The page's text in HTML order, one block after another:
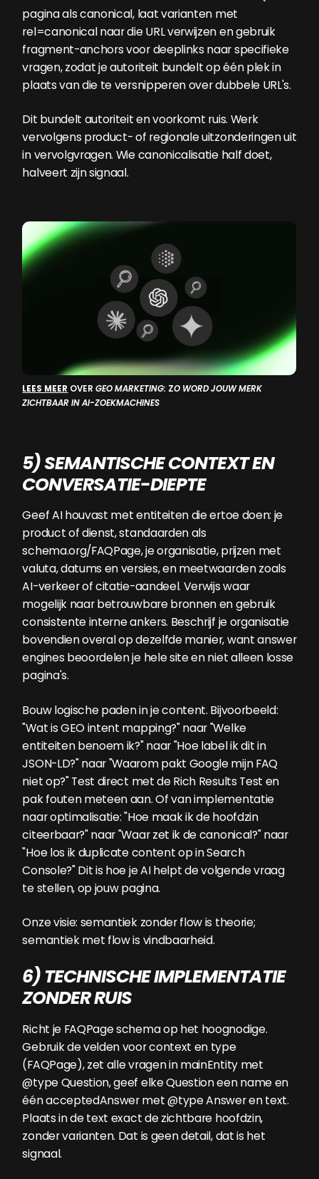
pagina als canonical, laat varianten met
rel=canonical naar die URL verwijzen en gebruik
fragment-anchors voor deeplinks naar specifieke
vragen, zodat je autoriteit bundelt op één plek in
plaats van die te versnipperen over dubbele URL's.
Dit bundelt autoriteit en voorkomt ruis. Werk
vervolgens product- of regionale uitzonderingen uit
in vervolgvragen. Wie canonicalisatie half doet,
halveert zijn signaal.
LEES MEER OVER GEO MARKETING: ZO WORD JOUW MERK
ZICHTBAAR IN AI-ZOEKMACHINES
5) SEMANTISCHE CONTEXT EN
CONVERSATIE-DIEPTE
Geef AI houvast met entiteiten die ertoe doen: je
product of dienst, standaarden als
schema.org/FAQPage, je organisatie, prijzen met
valuta, datums en versies, en meetwaarden zoals
AI-verkeer of citatie-aandeel. Verwijs waar
mogelijk naar betrouwbare bronnen en gebruik
consistente interne ankers. Beschrijf je organisatie
bovendien overal op dezelfde manier, want answer
engines beoordelen je hele site en niet alleen losse
pagina's.
Bouw logische paden in je content. Bijvoorbeeld:
"Wat is GEO intent mapping?" naar "Welke
entiteiten benoem ik?" naar "Hoe label ik dit in
JSON-LD?" naar "Waarom pakt Google mijn FAQ
niet op?" Test direct met de Rich Results Test en
pak fouten meteen aan. Of van implementatie
naar optimalisatie: "Hoe maak ik de hoofdzin
citeerbaar?" naar "Waar zet ik de canonical?" naar
"Hoe los ik duplicate content op in Search
Console?" Dit is hoe je AI helpt de volgende vraag
te stellen, op jouw pagina.
Onze visie: semantiek zonder flow is theorie;
semantiek met flow is vindbaarheid.
6) TECHNISCHE IMPLEMENTATIE
ZONDER RUIS
Richt je FAQPage schema op het hoognodige.
Gebruik de velden voor context en type
(FAQPage), zet alle vragen in mainEntity met
@type Question, geef elke Question een name en
één acceptedAnswer met @type Answer en text.
Plaats in de text exact de zichtbare hoofdzin,
zonder varianten. Dat is geen detail, dat is het
signaal.